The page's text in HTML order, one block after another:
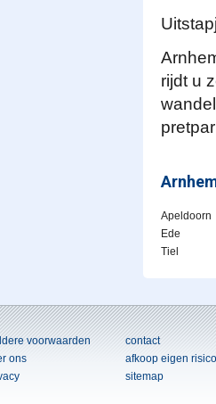
rijdt u
Apeldoorn
Ede
Tiel
voorwaarden
contact
ons
afkoop eigen risico
sitemap